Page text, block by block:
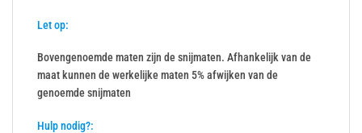
Let op:
Bovengenoemde maten zijn de snijmaten. Afhankelijk van de
maat kunnen de werkelijke maten 5% afwijken van de
genoemde snijmaten
Hulp nodig?: